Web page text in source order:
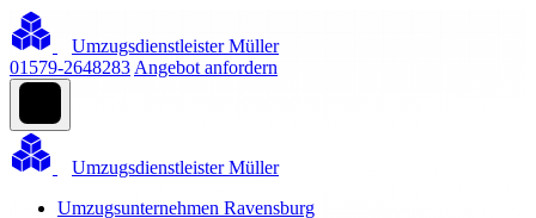
Umzugsdienstleister Müller
01579-2648283 Angebot anfordern
Umzugsdienstleister Müller
Umzugsunternehmen Ravensburg